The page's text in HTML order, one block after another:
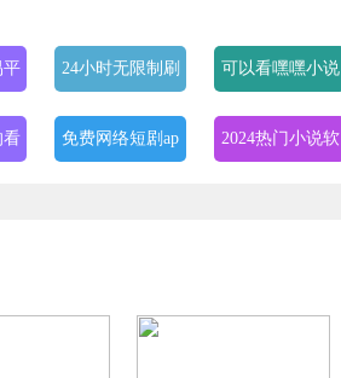
平 24小时无限制刷
任务的网赚app
可以看嘿嘿小说
的app
看 免费网络短剧ap 2024热门小说软
本大全